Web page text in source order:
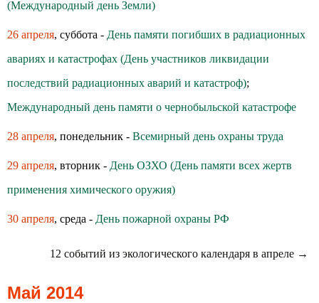
(Международный день Земли)
26 апреля, суббота - День памяти погибших в радиационных
авариях и катастрофах (День участников ликвидации
последствий радиационных аварий и катастроф);
Международный день памяти о чернобыльской катастрофе
28 апреля, понедельник - Всемирный день охраны труда
29 апреля, вторник - День ОЗХО (День памяти всех жертв
применения химического оружия)
30 апреля, среда - День пожарной охраны РФ
12 событий из экологического календаря в апреле →
Май 2014